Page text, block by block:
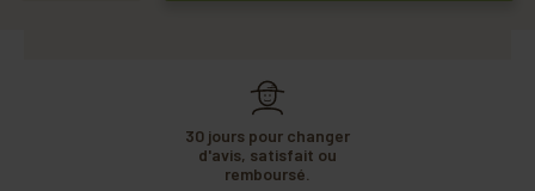
30 jours pour changer
d'avis, satisfait ou
remboursé.